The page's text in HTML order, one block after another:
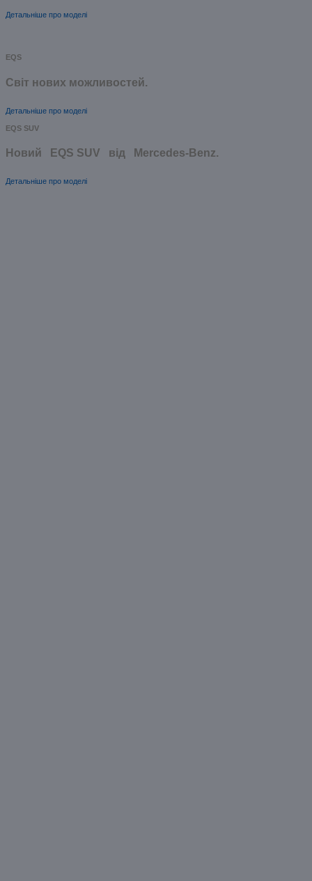
Детальніше про моделі
EQS
Cвіт нових можливостей.
Детальніше про моделі
EQS SUV
Новий EQS SUV від Mercedes-Benz.
Детальніше про моделі